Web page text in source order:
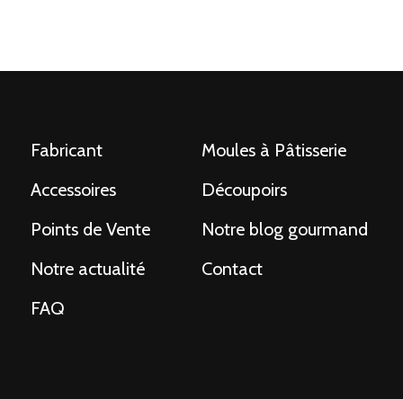
Fabricant
Moules à Pâtisserie
Accessoires
Découpoirs
Points de Vente
Notre blog gourmand
Notre actualité
Contact
FAQ